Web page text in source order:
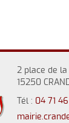
2 place de la
15250
Tél : 04 71